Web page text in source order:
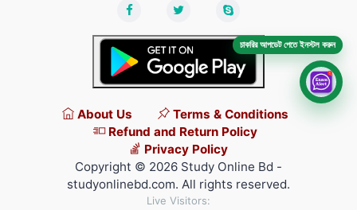
About Us
Terms & Conditions
Refund and Return Policy
Privacy Policy
Copyright © 2026 Study Online Bd -
studyonlinebd.com. All rights reserved.
Live Visitors:
চাকরির আপডেট পেতে ইনস্টল করুন